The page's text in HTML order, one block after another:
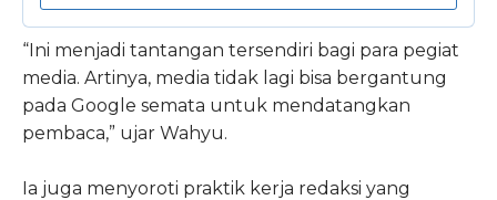
“Ini menjadi tantangan tersendiri bagi para pegiat
media. Artinya, media tidak lagi bisa bergantung
pada Google semata untuk mendatangkan
pembaca,” ujar Wahyu.
Ia juga menyoroti praktik kerja redaksi yang